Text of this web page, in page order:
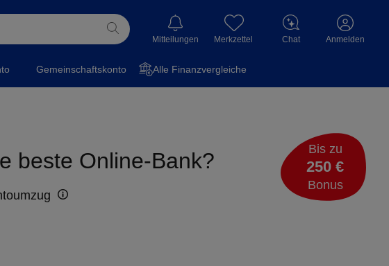
Mitteilungen Merkzettel Chat Anmelden
Gemeinschaftskonto Alle Finanzvergleiche
beste Online-Bank? Bis zu
250 €
Bonus